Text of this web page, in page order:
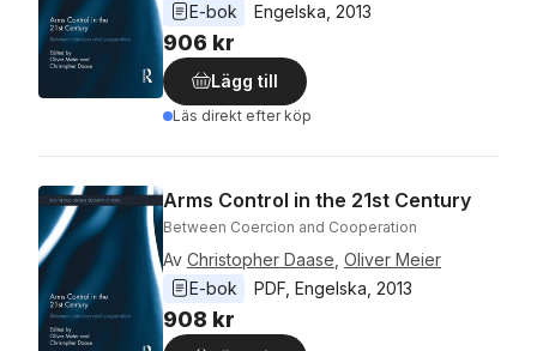
E-bok
Engelska 2013
906 kr
Lägg till
Läs direkt efter köp
Arms Control in the 21st Century
Between Coercion and Cooperation
Av Christopher Daase Oliver Meier
E-bok
PDF Engelska 2013
908 kr